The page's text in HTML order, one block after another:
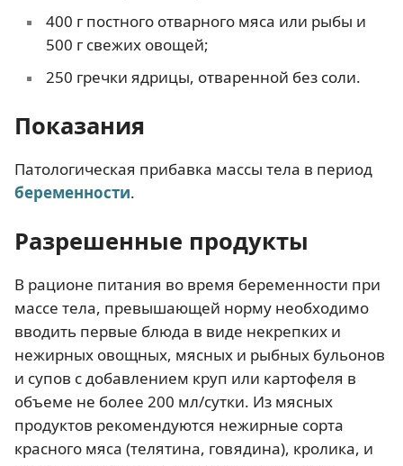
400 г постного отварного мяса или рыбы и
500 г свежих овощей;
250 гречки ядрицы, отваренной без соли.
Показания
Патологическая прибавка массы тела в период
беременности.
Разрешенные продукты
В рационе питания во время беременности при
массе тела, превышающей норму необходимо
вводить первые блюда в виде некрепких и
нежирных овощных, мясных и рыбных бульонов
и супов с добавлением круп или картофеля в
объеме не более 200 мл/сутки. Из мясных
продуктов рекомендуются нежирные сорта
красного мяса (телятина, говядина), кролика, и